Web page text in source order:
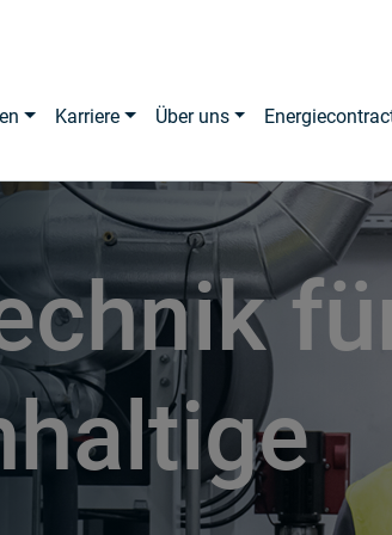
Karriere Über uns